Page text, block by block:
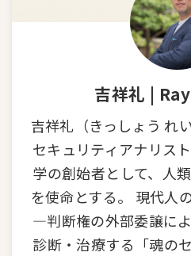
吉祥礼 |
吉祥礼（きっしょう れ
セキュリティアナリス
学の創始者として、人
を使命とする。 現代人
—判断権の外部委譲に
診断・治療する「魂の